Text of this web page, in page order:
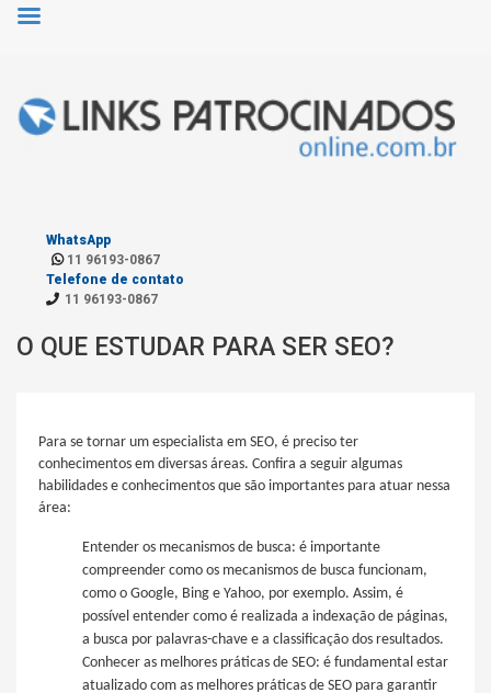
WhatsApp
11 96193-0867
Telefone de contato
11 96193-0867
O QUE ESTUDAR PARA SER SEO?
Para se tornar um especialista em SEO, é preciso ter
conhecimentos em diversas áreas. Confira a seguir algumas
habilidades e conhecimentos que são importantes para atuar nessa
área:
Entender os mecanismos de busca: é importante
compreender como os mecanismos de busca funcionam,
como o Google, Bing e Yahoo, por exemplo. Assim, é
possível entender como é realizada a indexação de páginas,
a busca por palavras-chave e a classificação dos resultados.
Conhecer as melhores práticas de SEO: é fundamental estar
atualizado com as melhores práticas de SEO para garantir